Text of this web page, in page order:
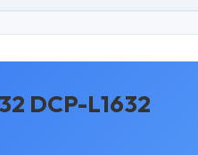
DCP-L1632